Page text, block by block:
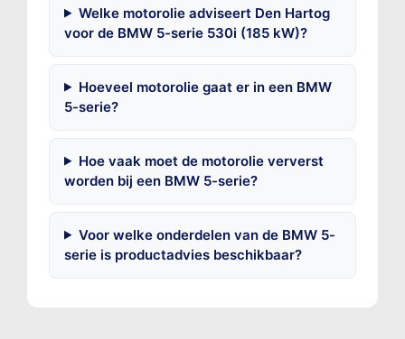
Welke motorolie adviseert Den Hartog
voor de BMW 5-serie 530i (185 kW)?
Hoeveel motorolie gaat er in een BMW
5-serie?
Hoe vaak moet de motorolie ververst
worden bij een BMW 5-serie?
Voor welke onderdelen van de BMW 5-
serie is productadvies beschikbaar?